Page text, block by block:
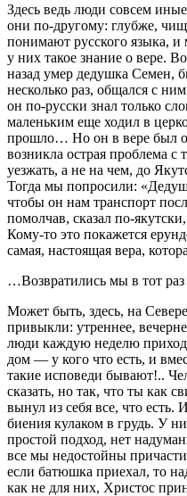
Здесь ведь люди совсем
они по-другому: глубже,
понимают русского языка, и
у них такое знание о вере.
назад умер дедушка Семен,
несколько раз, общался с
он по-русски знал только
маленьким еще ходил в
прошло… Но он в вере был
возникла острая проблема
уезжать, а не на чем, до
Тогда мы попросили:
чтобы он нам транспорт
помолчав, сказал по-
Кому-то это покажется
самая, настоящая вера,
…Возвратились мы в тот
Может быть, здесь, на
привыкли: утреннее,
люди каждую неделю
дом — у кого что есть, и
такие исповеди бывают!..
сказать, но так, что ты как
вынул из себя все, что
биения кулаком в грудь. У
простой подход, нет
все мы недостойны
если батюшка приехал, то
как не для них, Христос